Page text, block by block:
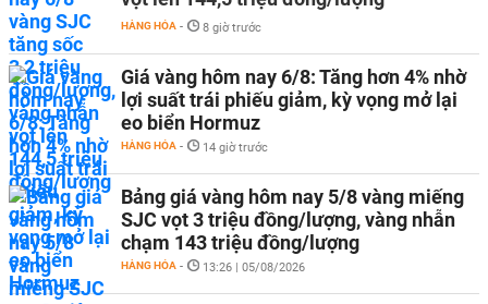
HÀNG HÓA - 8 giờ trước
Giá vàng hôm nay 6/8: Tăng hơn 4% nhờ
lợi suất trái phiếu giảm, kỳ vọng mở lại
eo biển Hormuz
HÀNG HÓA - 14 giờ trước
Bảng giá vàng hôm nay 5/8 vàng miếng
SJC vọt 3 triệu đồng/lượng, vàng nhẫn
chạm 143 triệu đồng/lượng
HÀNG HÓA - 13:26 | 05/08/2026